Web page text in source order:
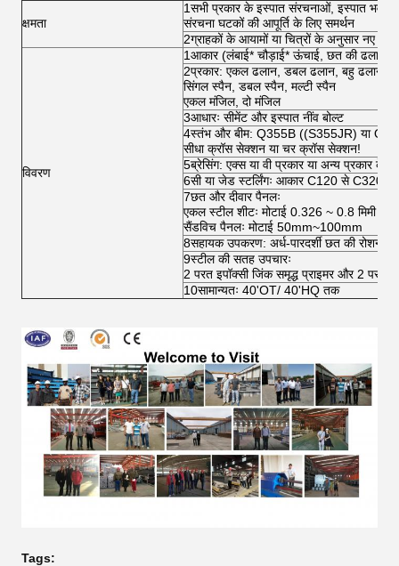
क्षमता
1सभी प्रकार के इस्पात संरचनाओं, इस्पात भवन,
संरचना घटकों की आपूर्ति के लिए समर्थन
2ग्राहकों के आयामों या चित्रों के अनुसार नए
विवरण
1आकार (लंबाई* चौड़ाई* ऊंचाई, छत की
2प्रकार: एकल ढलान, डबल ढलान, बहु ढलान
सिंगल स्पैन, डबल स्पैन, मल्टी स्पैन
एकल मंजिल, दो मंजिल
3आधारः सीमेंट और इस्पात नींव बोल्ट
4स्तंभ और बीम: Q355B ((S355JR) या
सीधा क्रॉस सेक्शन या चर क्रॉस सेक्शन!
5ब्रेसिंग: एक्स या वी प्रकार या अन्य प्रकार के
6सी या जेड स्टर्लिंगः आकार C120 से
7छत और दीवार पैनलः
एकल स्टील शीटः मोटाई 0.326 ~ 0.8 मिमी
सैंडविच पैनलः मोटाई 50mm~100mm
8सहायक उपकरण: अर्ध-पारदर्शी छत की रोशनी
9स्टील की सतह उपचारः
2 परत इपॉक्सी जिंक समृद्ध प्राइमर और 2 परत
10सामान्यतः 40'OT/ 40'HQ तक
Tags: